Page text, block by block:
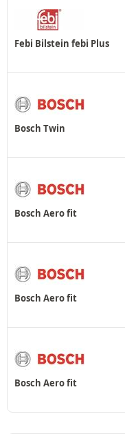
Febi Bilstein febi Plus
Bosch Twin
Bosch Aero fit
Bosch Aero fit
Bosch Aero fit